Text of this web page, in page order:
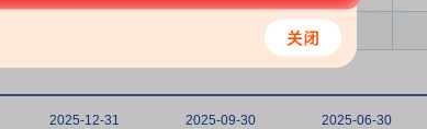
A股
2025-12-31 2025-09-30 2025-06-30